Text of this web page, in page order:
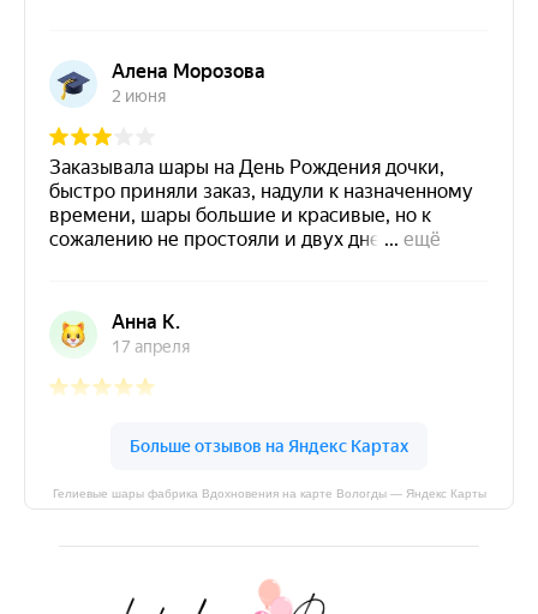
Гелиевые шары фабрика Вдохновения на карте Вологды — Яндекс Карты